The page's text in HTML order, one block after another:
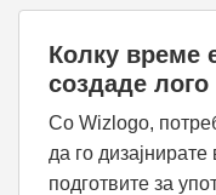
Колку време
создаде
Со Wizlogo,
да го
подготвите за